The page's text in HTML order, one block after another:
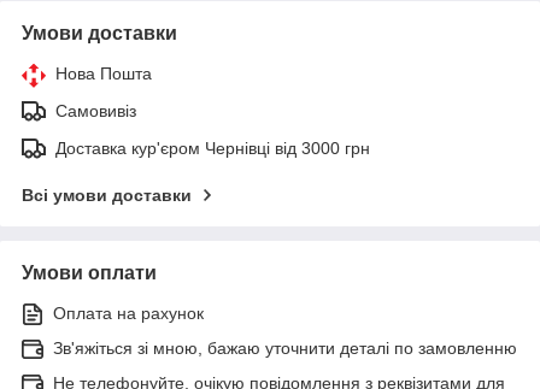
Умови доставки
Нова Пошта
Самовивіз
Доставка кур'єром Чернівці від 3000 грн
Всі умови доставки
Умови оплати
Оплата на рахунок
Зв'яжіться зі мною, бажаю уточнити деталі по замовленню
Не телефонуйте, очікую повідомлення з реквізитами для